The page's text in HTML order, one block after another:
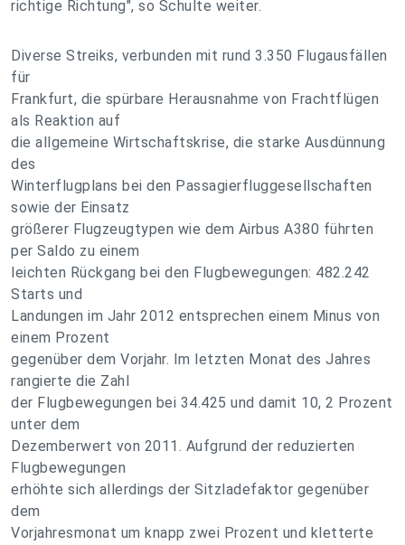
richtige Richtung", so Schulte weiter.
Diverse Streiks, verbunden mit rund 3.350 Flugausfällen
für
Frankfurt, die spürbare Herausnahme von Frachtflügen
als Reaktion auf
die allgemeine Wirtschaftskrise, die starke Ausdünnung
des
Winterflugplans bei den Passagierfluggesellschaften
sowie der Einsatz
größerer Flugzeugtypen wie dem Airbus A380 führten
per Saldo zu einem
leichten Rückgang bei den Flugbewegungen: 482.242
Starts und
Landungen im Jahr 2012 entsprechen einem Minus von
einem Prozent
gegenüber dem Vorjahr. Im letzten Monat des Jahres
rangierte die Zahl
der Flugbewegungen bei 34.425 und damit 10, 2 Prozent
unter dem
Dezemberwert von 2011. Aufgrund der reduzierten
Flugbewegungen
erhöhte sich allerdings der Sitzladefaktor gegenüber
dem
Vorjahresmonat um knapp zwei Prozent und kletterte